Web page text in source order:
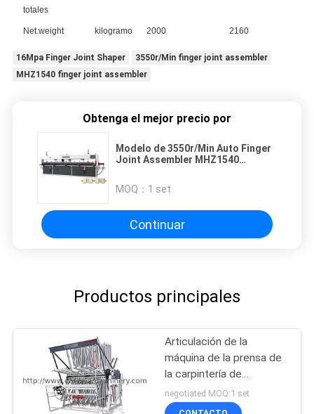
totales
Net.weight kilogramo 2000 2160
16Mpa Finger Joint Shaper
3550r/Min finger joint assembler
MHZ1540 finger joint assembler
Obtenga el mejor precio por
Modelo de 3550r/Min Auto Finger
Joint Assembler MHZ1540
MOQ： 1 set
Continuar
Productos principales
Articulación de la
máquina de la prensa de
la carpintería de
L2500mm
negotiated MOQ:1 set